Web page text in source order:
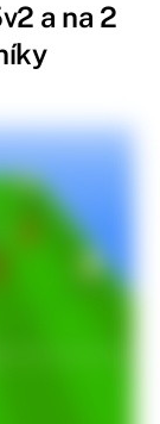
a na 2